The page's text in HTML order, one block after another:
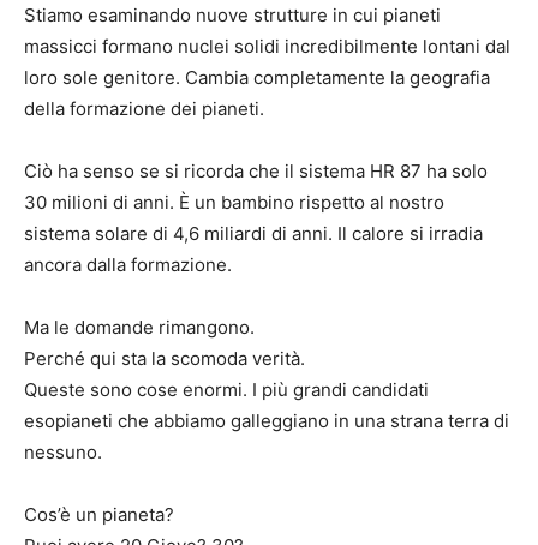
Stiamo esaminando nuove strutture in cui pianeti
massicci formano nuclei solidi incredibilmente lontani dal
loro sole genitore. Cambia completamente la geografia
della formazione dei pianeti.
Ciò ha senso se si ricorda che il sistema HR 87 ha solo
30 milioni di anni. È un bambino rispetto al nostro
sistema solare di 4,6 miliardi di anni. Il calore si irradia
ancora dalla formazione.
Ma le domande rimangono.
Perché qui sta la scomoda verità.
Queste sono cose enormi. I più grandi candidati
esopianeti che abbiamo galleggiano in una strana terra di
nessuno.
Cos’è un pianeta?